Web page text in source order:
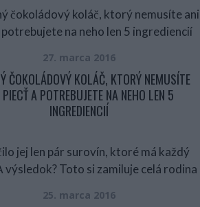
27. marca 2016
ČOKOLÁDOVÝ KOLÁČ, KTORÝ NEMUSÍTE
A POTREBUJETE NA NEHO LEN 5
INGREDIENCIÍ
25. marca 2016